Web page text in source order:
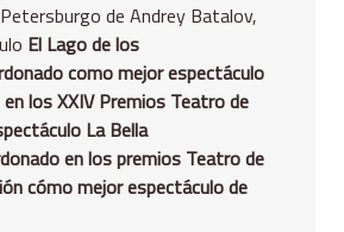
de Andrey Batalov,
El Lago de los
como mejor espectáculo
los XXIV Premios Teatro de
La Bella
en los premios Teatro de
cómo mejor espectáculo de